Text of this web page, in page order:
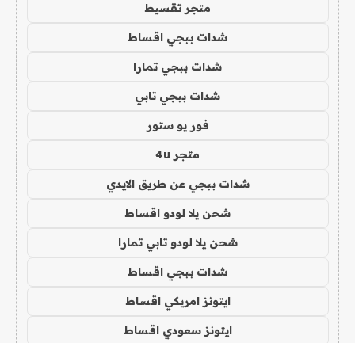
متجر تقسيط
شدات ببجي اقساط
شدات ببجي تمارا
شدات ببجي تابي
فور يو ستور
متجر 4u
شدات ببجي عن طريق الايدي
شحن يلا لودو اقساط
شحن يلا لودو تابي تمارا
شدات ببجي اقساط
ايتونز امريكي اقساط
ايتونز سعودي اقساط